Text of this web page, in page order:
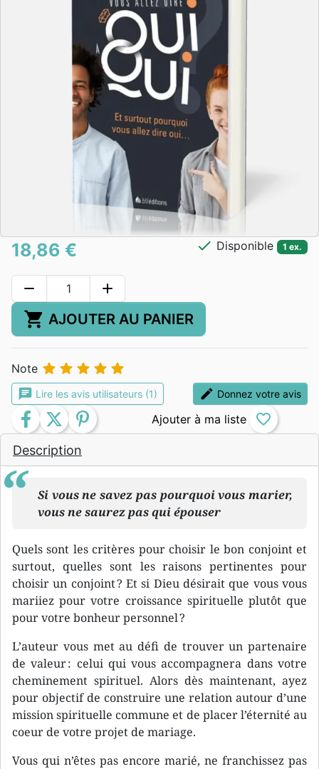
Description
Si vous ne savez pas pourquoi vous marier,
vous ne saurez pas qui épouser
Quels sont les critères pour choisir le bon conjoint et
surtout, quelles sont les raisons pertinentes pour
choisir un conjoint ? Et si Dieu désirait que vous vous
mariiez pour votre croissance spirituelle plutôt que
pour votre bonheur personnel ?
L’auteur vous met au défi de trouver un partenaire
de valeur : celui qui vous accompagnera dans votre
cheminement spirituel. Alors dès maintenant, ayez
pour objectif de construire une relation autour d’une
mission spirituelle commune et de placer l’éternité au
coeur de votre projet de mariage.
Vous qui n’êtes pas encore marié, ne franchissez pas
18,86 € check Disponible 1 ex.
remove add
shopping_cart AJOUTER AU PANIER
Note     
chat Lire les avis utilisateurs (1) edit Donnez votre avis
facebook twitter pinterest favorite_border